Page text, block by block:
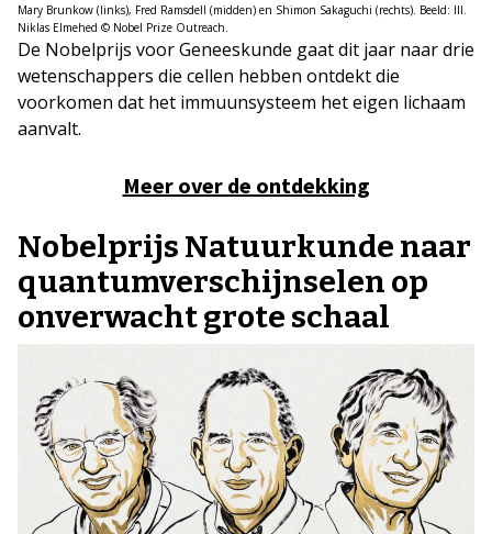
Mary Brunkow (links), Fred Ramsdell (midden) en Shimon Sakaguchi (rechts). Beeld: Ill.
Niklas Elmehed © Nobel Prize Outreach.
De Nobelprijs voor Geneeskunde gaat dit jaar naar drie
wetenschappers die cellen hebben ontdekt die
voorkomen dat het immuunsysteem het eigen lichaam
aanvalt.
Meer over de ontdekking
Nobelprijs Natuurkunde naar
quantumverschijnselen op
onverwacht grote schaal